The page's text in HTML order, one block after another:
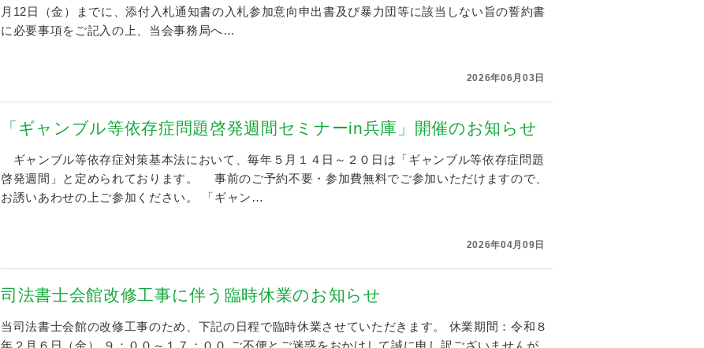
月12日（金）までに、添付入札通知書の入札参加意向申出書及び暴力団等に該当しない旨の誓約書
に必要事項をご記入の上、当会事務局へ…
2026年06月03日
「ギャンブル等依存症問題啓発週間セミナーin兵庫」開催のお知らせ
ギャンブル等依存症対策基本法において、毎年５月１４日～２０日は「ギャンブル等依存症問題
啓発週間」と定められております。 事前のご予約不要・参加費無料でご参加いただけますので、
お誘いあわせの上ご参加ください。 「ギャン…
2026年04月09日
司法書士会館改修工事に伴う臨時休業のお知らせ
当司法書士会館の改修工事のため、下記の日程で臨時休業させていただきます。 休業期間：令和８
年２月６日（金） ９：００～１７：００ ご不便とご迷惑をおかけして誠に申し訳ございませんが、